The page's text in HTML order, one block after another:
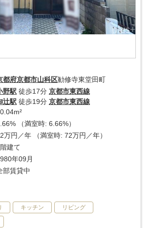
都府京都市山科区勧修寺東堂田町
野駅 徒歩17分 京都市東西線
辻駅 徒歩19分 京都市東西線
（満室時: 6.66%）
万円／年 （満室時: 72万円／年）
建て
年09月
部賃貸中
キッチン リビング